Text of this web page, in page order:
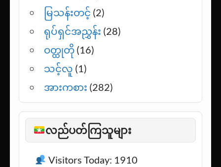
မြသန်းတင့် (2)
ရုပ်ရှင်အညွှန်း (28)
ဝတ္ထုတို (16)
သင့်လူ (1)
အားကစား (282)
လည်ပတ်ကြသူများ
Visitors Today: 1910